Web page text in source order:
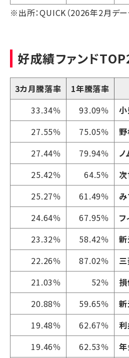
※出所：QUICK（2026年2月デー
好成績ファンド
3カ月騰落率 1年騰落率
33.34％
93.09％
27.55％
75.05％
27.44％
79.94％
ノ
25.42％
64.5％
25.27％
61.49％
24.64％
67.95％
フ
23.32％
58.42％
22.26％
87.02％
21.03％
52％
損
20.88％
59.65％
新
19.48％
62.67％
19.46％
62.53％